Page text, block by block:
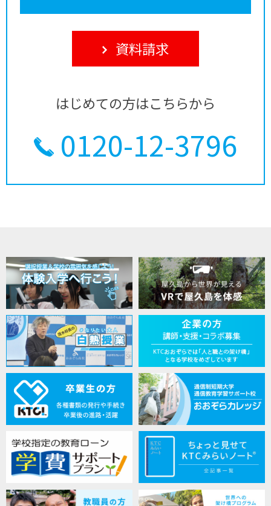
資料請求
はじめての方はこちらから
0120-12-3796